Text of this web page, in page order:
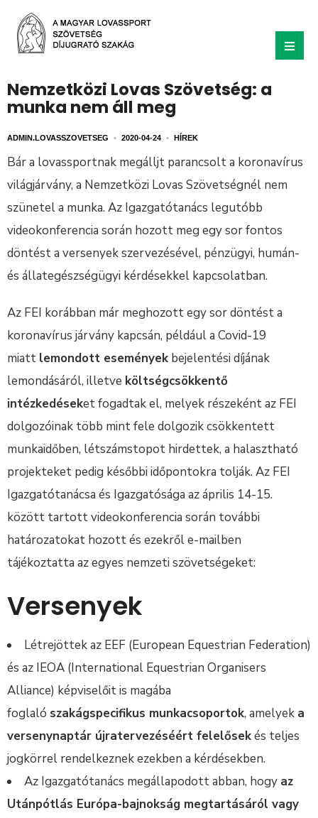
Nemzetközi Lovas Szövetség: a
munka nem áll meg
ADMIN.LOVASSZOVETSEG • 2020-04-24 • HÍREK
Bár a lovassportnak megálljt parancsolt a koronavírus
világjárvány, a Nemzetközi Lovas Szövetségnél nem
szünetel a munka. Az Igazgatótanács legutóbb
videokonferencia során hozott meg egy sor fontos
döntést a versenyek szervezésével, pénzügyi, humán-
és állategészségügyi kérdésekkel kapcsolatban.
Az FEI korábban már meghozott egy sor döntést a
koronavírus járvány kapcsán, például a Covid-19
miatt lemondott események bejelentési díjának
lemondásáról, illetve költségcsökkentő
intézkedéseket fogadtak el, melyek részeként az FEI
dolgozóinak több mint fele dolgozik csökkentett
munkaidőben, létszámstopot hirdettek, a halasztható
projekteket pedig későbbi időpontokra tolják. Az FEI
Igazgatótanácsa és Igazgatósága az április 14-15.
között tartott videokonferencia során további
határozatokat hozott és ezekről e-mailben
tájékoztatta az egyes nemzeti szövetségeket:
Versenyek
Létrejöttek az EEF (European Equestrian Federation)
és az IEOA (International Equestrian Organisers
Alliance) képviselőit is magába
foglaló szakágspecifikus munkacsoportok, amelyek a
versenynaptár újratervezéséért felelősekés teljes
jogkörrel rendelkeznek ezekben a kérdésekben.
Az Igazgatótanács megállapodott abban, hogy az
Utánpótlás Európa-bajnokság megtartásáról vagy